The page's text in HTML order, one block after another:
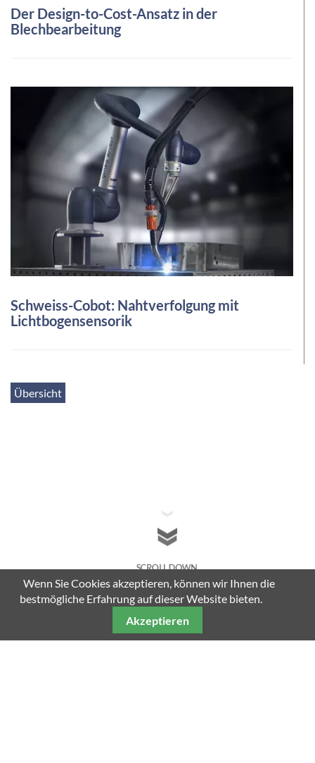
SCROLL DOWN
Der Design-to-Cost-Ansatz in der
Blechbearbeitung
Schweiss-Cobot: Nahtverfolgung mit
Lichtbogensensorik
Übersicht
Wenn Sie Cookies akzeptieren, können wir Ihnen die
bestmögliche Erfahrung auf dieser Website bieten.
Akzeptieren